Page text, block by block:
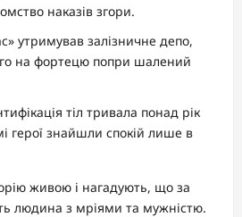
наказів згори.
утримував залізничне депо,
на фортецю попри шалений
тіл тривала понад рік
герої знайшли спокій лише в
живою і нагадують, що за
людина з мріями та мужністю.